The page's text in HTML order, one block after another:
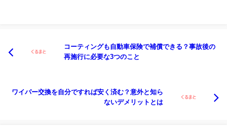
コーティングも自動車保険で補償できる？事故後の
再施行に必要な3つのこと
ワイパー交換を自分ですれば安く済む？意外と知ら
ないデメリットとは